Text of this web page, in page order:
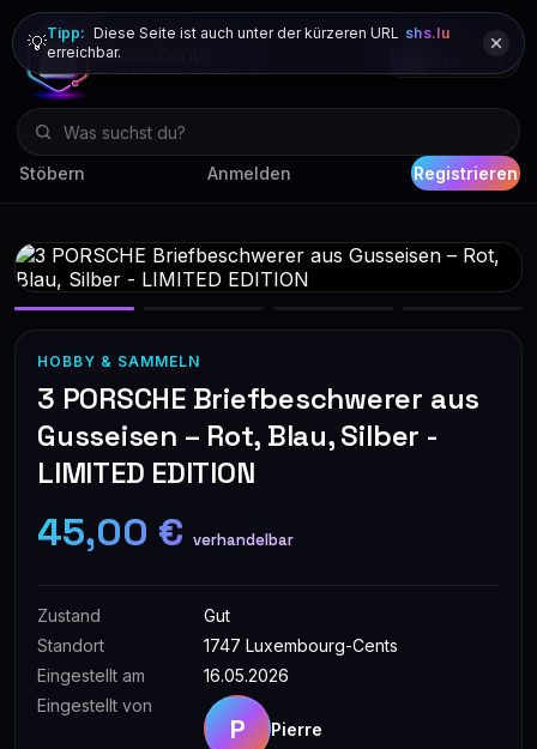
Stöbern Anmelden Registrieren
💡Tipp: Diese Seite ist auch unter der kürzeren URL shs.lu
erreichbar.
HOBBY & SAMMELN
3 PORSCHE Briefbeschwerer aus
Gusseisen – Rot, Blau, Silber -
LIMITED EDITION
45,00 € verhandelbar
Zustand
Gut
Standort
1747 Luxembourg-Cents
Eingestellt am
16.05.2026
Eingestellt von
P Pierre